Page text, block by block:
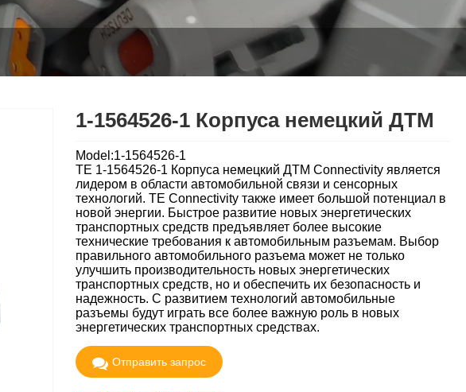
1-1564526-1 Корпуса немецкий ДТМ
Model:1-1564526-1
TE 1-1564526-1 Корпуса немецкий ДТМ Connectivity является
лидером в области автомобильной связи и сенсорных
технологий. TE Connectivity также имеет большой потенциал в
новой энергии. Быстрое развитие новых энергетических
транспортных средств предъявляет более высокие
технические требования к автомобильным разъемам. Выбор
правильного автомобильного разъема может не только
улучшить производительность новых энергетических
транспортных средств, но и обеспечить их безопасность и
надежность. С развитием технологий автомобильные
разъемы будут играть все более важную роль в новых
энергетических транспортных средствах.
Отправить запрос